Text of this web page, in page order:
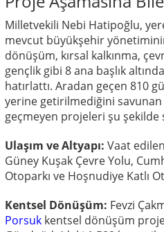
Milletvekili Nebi Hatipoğlu,
mevcut büyükşehir
dönüşüm, kırsal kalkınma,
gençlik gibi 8 ana başlık
hatırlattı. Aradan geçen 810
yerine getirilmediğini
geçmeyen projeleri şu şekilde
Ulaşım ve Altyapı: Vaat
Güney Kuşak Çevre Yolu,
Otoparkı ve Hoşnudiye Katlı
Kentsel Dönüşüm: Fevzi
Porsuk kentsel dönüşüm